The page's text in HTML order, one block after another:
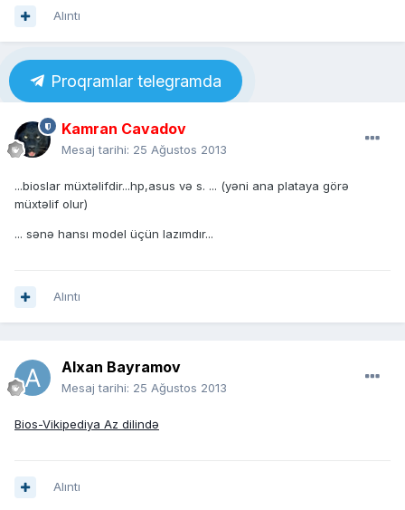
Alıntı
Proqramlar telegramda
Kamran Cavadov
Mesaj tarihi: 25 Ağustos 2013
...bioslar müxtəlifdir...hp,asus və s. ... (yəni ana plataya görə
müxtəlif olur)
... sənə hansı model üçün lazımdır...
Alıntı
Alxan Bayramov
Mesaj tarihi: 25 Ağustos 2013
Bios-Vikipediya Az dilində
Alıntı